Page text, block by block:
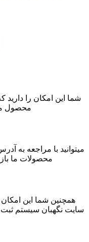
شما این امکان را
محصول
میتوانید با مراجعه
محصولات ما
همچنین شما این
سایت نگهبان سیستم